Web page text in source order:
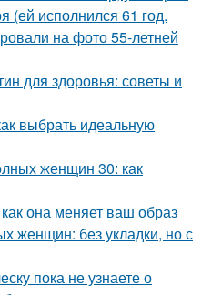
(ей исполнился 61 год.
на фото 55-летней
для здоровья: советы и
выбрать идеальную
женщин 30: как
она меняет ваш образ
женщин: без укладки, но с
пока не узнаете о